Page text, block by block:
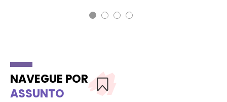
NAVEGUE POR
ASSUNTO